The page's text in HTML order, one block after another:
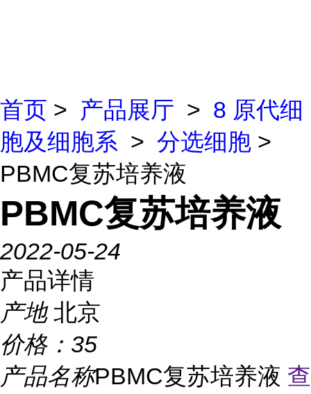
首页 > 产品展厅 > 8 原代细
胞及细胞系 > 分选细胞 >
PBMC复苏培养液
PBMC复苏培养液
2022-05-24
产品详情
产地 北京
价格： 35
产品名称PBMC复苏培养液 查